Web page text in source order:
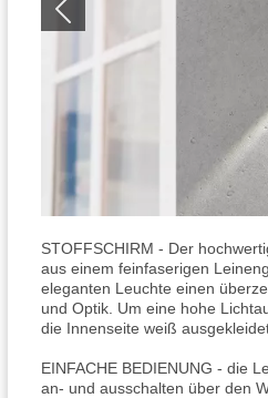
STOFFSCHIRM - Der
aus einem feinfaserigen
eleganten Leuchte einen
und Optik. Um eine hohe
die Innenseite weiß
EINFACHE BEDIENUNG - die
an- und ausschalten über den